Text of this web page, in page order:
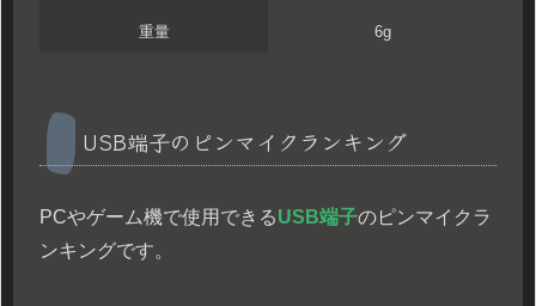
重量 6g
USB端子のピンマイクランキング
PCやゲーム機で使用できるUSB端子のピンマイクラ
ンキングです。